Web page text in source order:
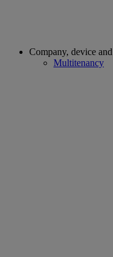
Company, device
Multitenancy